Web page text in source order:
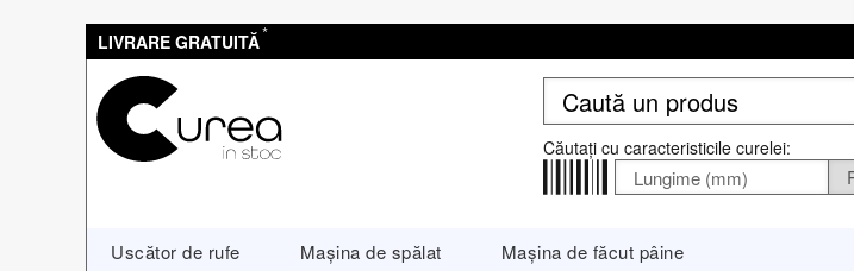
LIVRARE GRATUITĂ*
Căutați cu caracteristicile curelei:
Uscător de rufe Mașina de spălat Mașina de făcut pâine